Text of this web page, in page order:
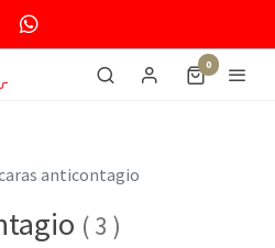
0
anticontagio
( 3 )